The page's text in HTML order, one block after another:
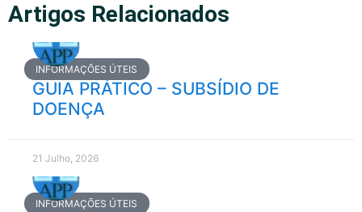
Artigos Relacionados
INFORMAÇÕES ÚTEIS
GUIA PRÁTICO – SUBSÍDIO DE
DOENÇA
21 Julho, 2026
INFORMAÇÕES ÚTEIS